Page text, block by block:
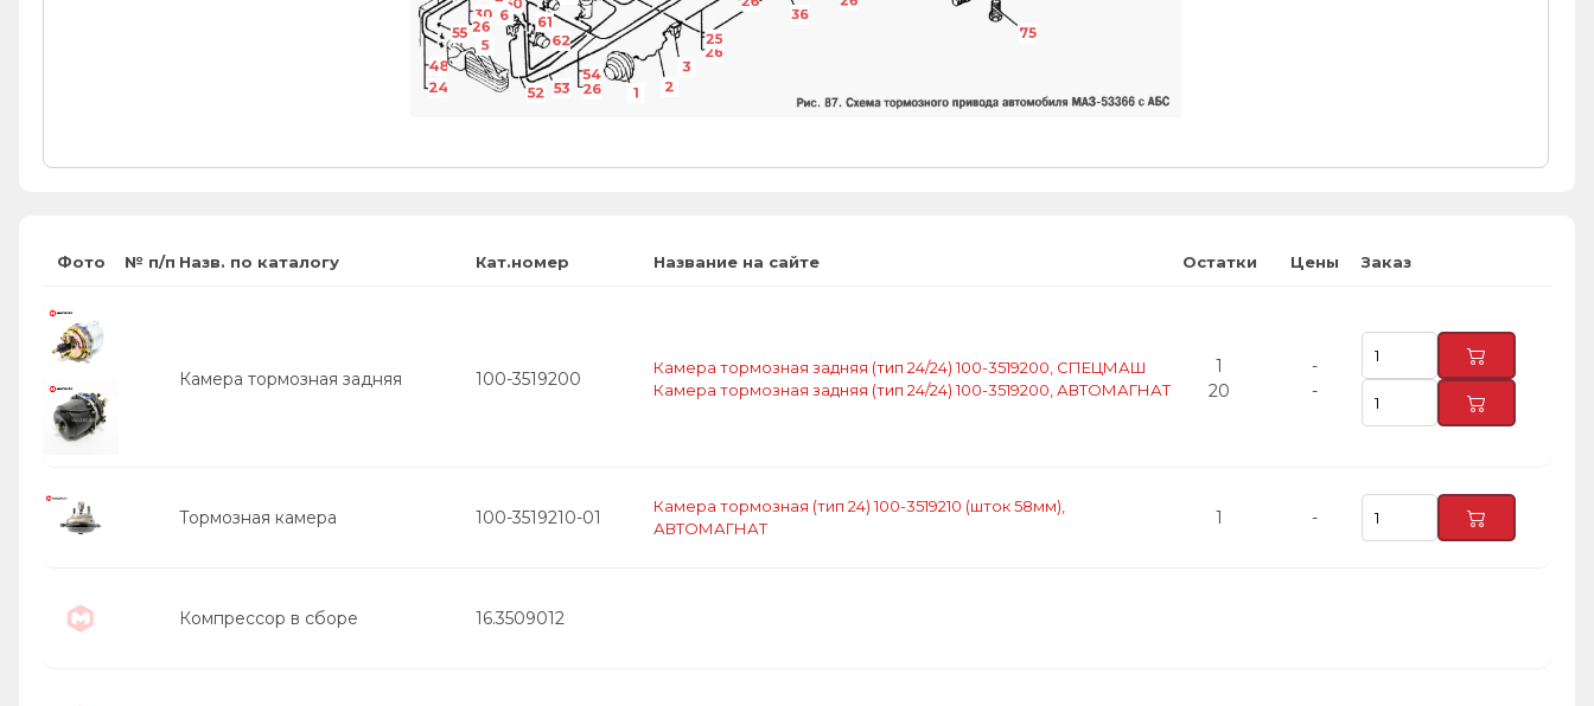
55
54
53
52
50
48
36
75
62
61
3
6
5
2
1
24
30
26
26
26
25
Фото № п/п Назв. по каталогу Кат.номер Название на сайте Остатки Цены Заказ
Камера тормозная задняя 100-3519200
Камера тормозная задняя (тип 24/24) 100-3519200, СПЕЦМАШ
Камера тормозная задняя (тип 24/24) 100-3519200, АВТОМАГНАТ
1
20
-
-
Тормозная камера 100-3519210-01
Камера тормозная (тип 24) 100-3519210 (шток 58мм),
АВТОМАГНАТ
1 -
Компрессор в сборе 16.3509012